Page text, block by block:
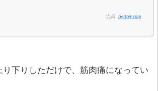
出典: twitter.com
下りしただけで、筋肉痛になってい